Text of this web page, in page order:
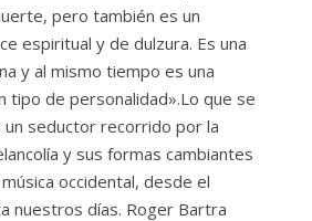
pero también es un
espiritual y de dulzura. Es una
y al mismo tiempo es una
tipo de personalidad».Lo que se
seductor recorrido por la
y sus formas cambiantes
occidental, desde el
nuestros días. Roger Bartra